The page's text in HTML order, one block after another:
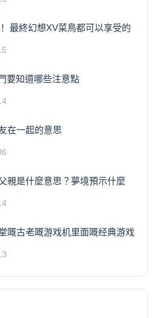
最終幻想XV菜鳥都可以享受的
要知道哪些注意點
在一起的意思
親是什麼意思？夢境預示什麼
嘅古老嘅游戏机里面嘅经典游戏